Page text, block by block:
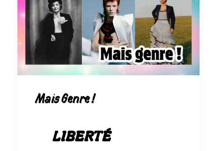
Mais Genre !
LIBERTÉ